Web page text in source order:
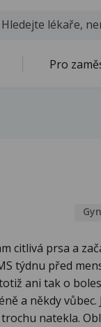
Pro
citlivá prsa a
týdnu před
ani tak o
a někdy
natekla.